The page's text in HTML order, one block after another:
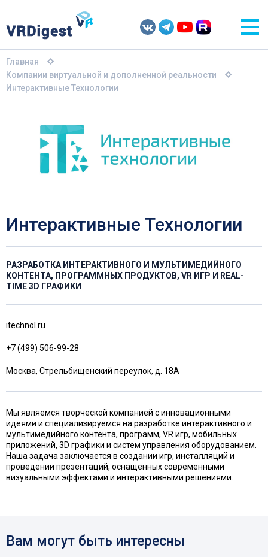
Главная
Компании виртуальной и дополненной реальности
Интерактивные Технологии
Интерактивные Технологии
РАЗРАБОТКА ИНТЕРАКТИВНОГО И МУЛЬТИМЕДИЙНОГО
КОНТЕНТА, ПРОГРАММНЫХ ПРОДУКТОВ, VR ИГР И REAL-
TIME 3D ГРАФИКИ
itechnol.ru
+7 (499) 506-99-28
Москва, Стрельбищенский переулок, д. 18А
Мы являемся творческой компанией с инновационными
идеями и специализируемся на разработке интерактивного и
мультимедийного контента, программ, VR игр, мобильных
приложений, 3D графики и систем управления оборудованием.
Наша задача заключается в создании игр, инсталляций и
проведении презентаций, оснащенных современными
визуальными эффектами и интерактивными решениями.
Вам могут быть интересны